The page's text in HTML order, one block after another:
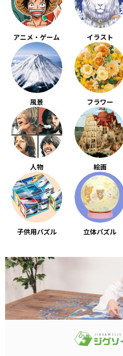
アニメ・ゲーム イラスト
風景 フラワー
人物 絵画
子供用パズル 立体パズル